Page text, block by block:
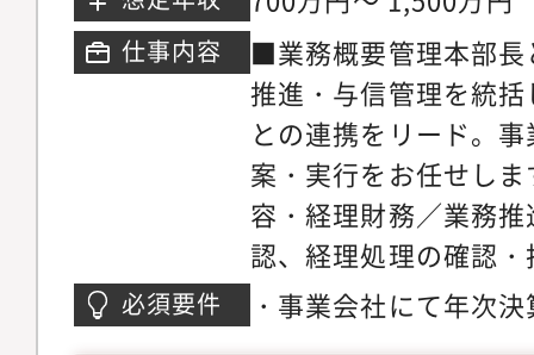
流通の情報・物流・
構築を目指し、新鮮
ストップ農場直送プ
ています。既に、
います。調達方法に
ことで、小規模農場
続可能性に貢献する
マレーシアの大手食
て業務を行うことが
の主要子会社でのマ
あり、親会社のコー
めながら専門性の強
の広がりがあります
はグローバルにも視
M&A等のビジネスへ
す。＜具体的な仕事
仕事内容
■業務概要管理本部長
推進・与信管理を統
との連携をリード。
案・実行をお任せし
容・経理財務／業務
認、経理処理の確認
半期・年度決算、予
必須要件
・事業会社にて年次